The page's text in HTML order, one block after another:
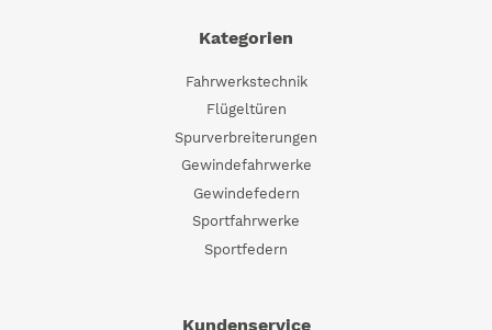
Kategorien
Fahrwerkstechnik
Flügeltüren
Spurverbreiterungen
Gewindefahrwerke
Gewindefedern
Sportfahrwerke
Sportfedern
Kundenservice